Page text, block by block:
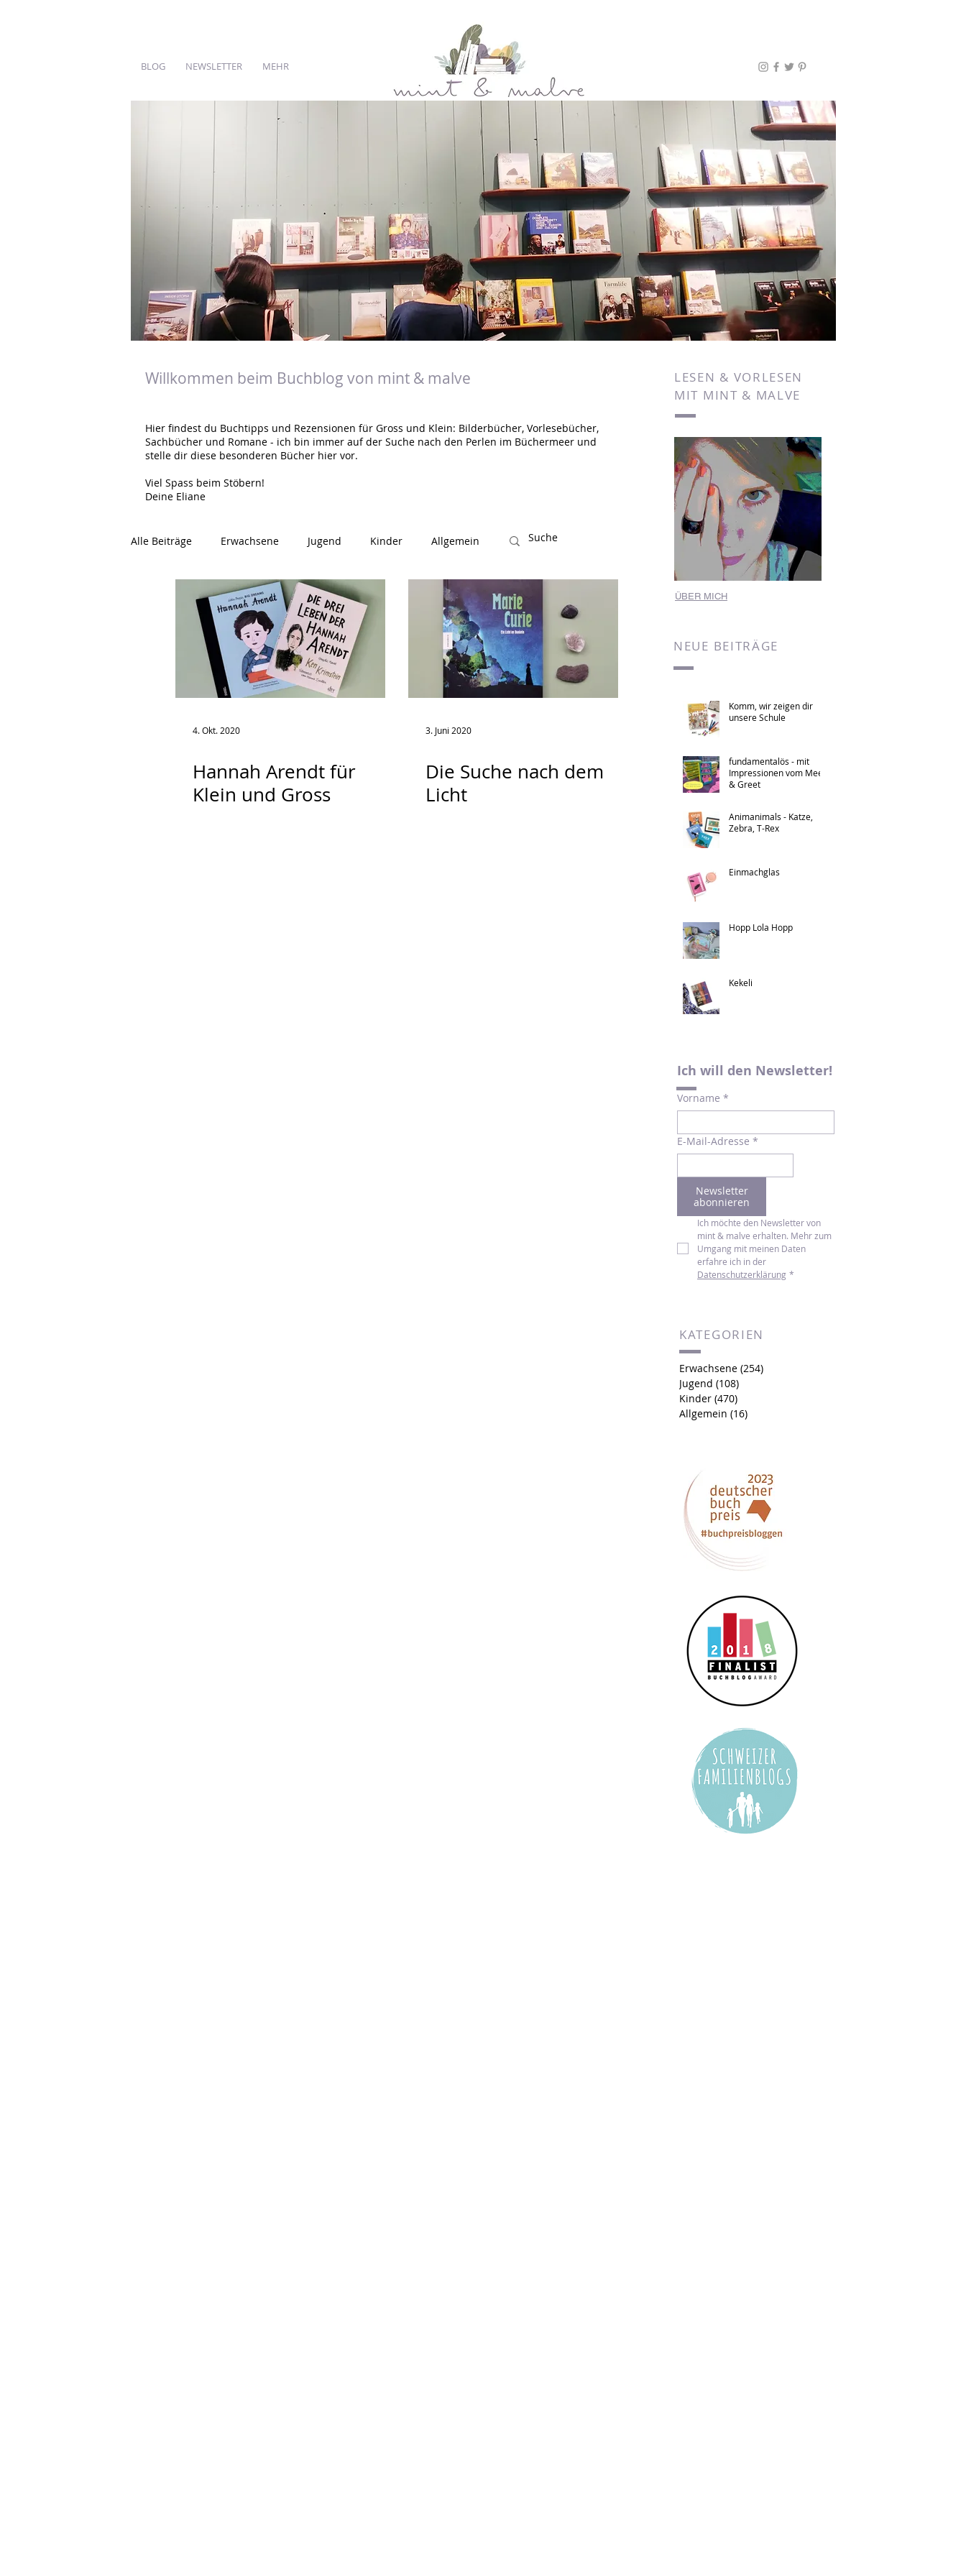
BLOG NEWSLETTER MEHR
Willkommen beim Buchblog von mint & malve
LESEN & VORLESEN
MIT MINT & MALVE
Hier findest du Buchtipps und Rezensionen für Gross und Klein: Bilderbücher, Vorlesebücher,
Sachbücher und Romane - ich bin immer auf der Suche nach den Perlen im Büchermeer und
stelle dir diese besonderen Bücher hier vor.
Viel Spass beim Stöbern!
Deine Eliane
Alle Beiträge Erwachsene Jugend Kinder Allgemein
4. Okt. 2020
Hannah Arendt für
Klein und Gross
3. Juni 2020
Die Suche nach dem
Licht
ÜBER MICH
NEUE BEITRÄGE
Komm, wir zeigen dir
unsere Schule
fundamentalös - mit
Impressionen vom Meet
& Greet
Animanimals - Katze,
Zebra, T-Rex
Einmachglas
Hopp Lola Hopp
Kekeli
Ich will den Newsletter!
Vorname *
E-Mail-Adresse *
Newsletter
abonnieren
Ich möchte den Newsletter von
mint & malve erhalten. Mehr zum
Umgang mit meinen Daten
Datenschutzerklärung *
KATEGORIEN
Erwachsene (254)
Jugend (108)
Kinder (470)
Allgemein (16)